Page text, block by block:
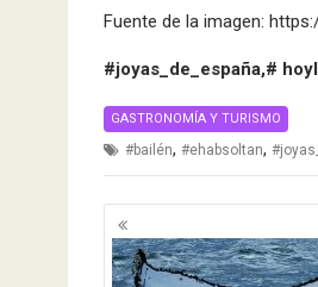
Fuente de la imagen:
#joyas_de_españa,#
GASTRONOMÍA Y TURISMO
#bailén, #ehabsoltan,
Navegación
de
entradas